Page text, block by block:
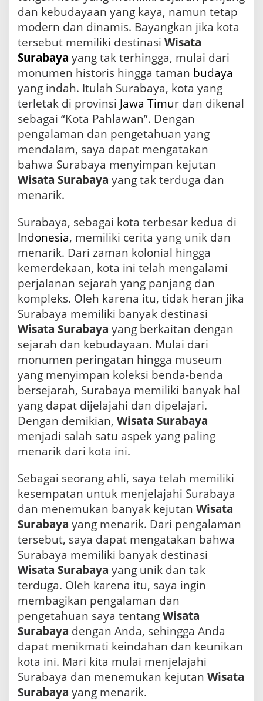
b
a
y
a
dan kebudayaan yang kaya, namun tetap
modern dan dinamis. Bayangkan jika kota
tersebut memiliki destinasi Wisata
Surabaya yang tak terhingga, mulai dari
monumen historis hingga taman budaya
yang indah. Itulah Surabaya, kota yang
terletak di provinsi Jawa Timur dan dikenal
sebagai “Kota Pahlawan”. Dengan
pengalaman dan pengetahuan yang
mendalam, saya dapat mengatakan
bahwa Surabaya menyimpan kejutan
Wisata Surabaya yang tak terduga dan
menarik.
Surabaya, sebagai kota terbesar kedua di
Indonesia, memiliki cerita yang unik dan
menarik. Dari zaman kolonial hingga
kemerdekaan, kota ini telah mengalami
perjalanan sejarah yang panjang dan
kompleks. Oleh karena itu, tidak heran jika
Surabaya memiliki banyak destinasi
Wisata Surabaya yang berkaitan dengan
sejarah dan kebudayaan. Mulai dari
monumen peringatan hingga museum
yang menyimpan koleksi benda-benda
bersejarah, Surabaya memiliki banyak hal
yang dapat dijelajahi dan dipelajari.
Dengan demikian, Wisata Surabaya
menjadi salah satu aspek yang paling
menarik dari kota ini.
Sebagai seorang ahli, saya telah memiliki
kesempatan untuk menjelajahi Surabaya
dan menemukan banyak kejutan Wisata
Surabaya yang menarik. Dari pengalaman
tersebut, saya dapat mengatakan bahwa
Surabaya memiliki banyak destinasi
Wisata Surabaya yang unik dan tak
terduga. Oleh karena itu, saya ingin
membagikan pengalaman dan
pengetahuan saya tentangWisata
Surabaya dengan Anda, sehingga Anda
dapat menikmati keindahan dan keunikan
kota ini. Mari kita mulai menjelajahi
Surabaya dan menemukan kejutan Wisata
Surabaya yang menarik.